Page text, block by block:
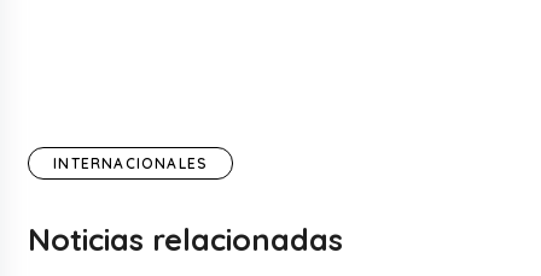
INTERNACIONALES
Noticias relacionadas